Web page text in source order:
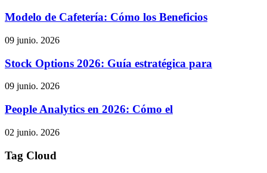
Modelo de Cafetería: Cómo los Beneficios
09 junio. 2026
Stock Options 2026: Guía estratégica para
09 junio. 2026
People Analytics en 2026: Cómo el
02 junio. 2026
Tag Cloud